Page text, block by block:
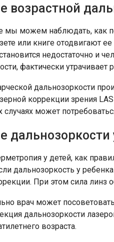
возрастной
мы можем наблюдать, как
или книге отодвигают
недостаточно и
фактически утрачивает
дальнозоркости
коррекции зрения
может
дальнозоркости
у детей, как
дальнозоркость у
При этом сила линз
врач может
дальнозоркости
возраста.